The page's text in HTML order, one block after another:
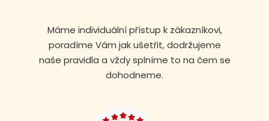
Máme individuální přístup k zákazníkovi,
poradíme Vám jak ušetřit, dodržujeme
naše pravidla a vždy splníme to na čem se
dohodneme.